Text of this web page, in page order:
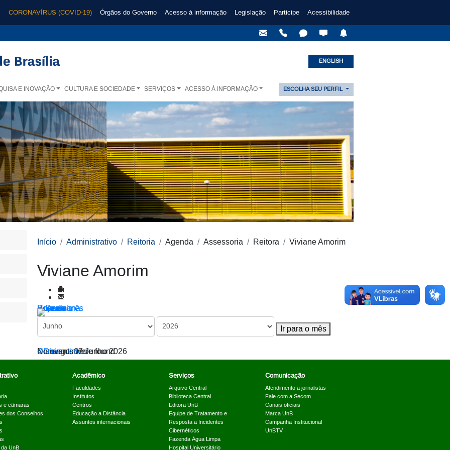
CORONAVÍRUS (COVID-19) Órgãos do Governo Acesso à informação Legislação Participe Acessibilidade
ENGLISH
E INOVAÇÃO CULTURA E SOCIEDADE SERVIÇOS ACESSO À INFORMAÇÃO ESCOLHA SEU PERFIL
Início Administrativo Reitoria Agenda Assessoria Reitora Viviane Amorim
Viviane Amorim
Por ano
Por mês
Por semana
Hoje
Ir para o mês
Ir para o mês
< Dia anterior
Domingo, 07 Junho 2026
Dia seguinte >
No events were found
e câmaras
dos Conselhos
UnB
Acadêmico
Faculdades
Institutos
Centros
Educação a Distância
Assuntos internacionais
Serviços
Arquivo Central
Biblioteca Central
Editora UnB
Equipe de Tratamento e
Resposta a Incidentes
Cibernéticos
Fazenda Água Limpa
Hospital Universitário
Comunicação
Atendimento a jornalistas
Fale com a Secom
Canais oficiais
Marca UnB
Campanha Institucional
UnBTV